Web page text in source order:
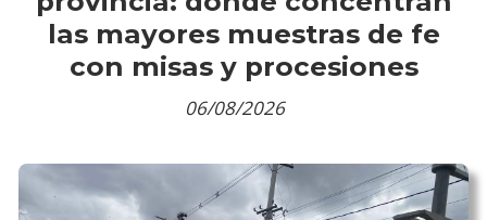
las mayores muestras de fe
con misas y procesiones
06/08/2026